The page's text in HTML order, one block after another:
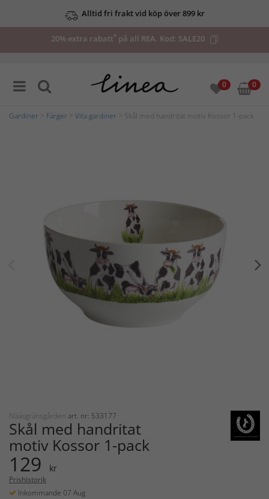
Alltid fri frakt vid köp över 899 kr
20% extra rabatt*på all REA. Kod: SALE20
0 0
Gardiner Färger Vita gardiner > Skål med handritat motiv Kossor 1-pack
Nääsgränsgården art. nr: 533177
Skål med handritat
motiv Kossor 1-pack
129 kr
Prishistorik
Inkommande 07 Aug